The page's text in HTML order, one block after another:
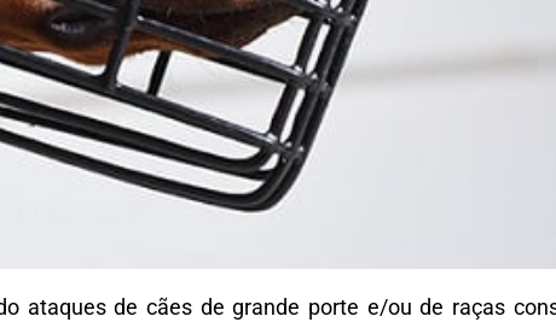
ataques de cães de grande porte e/ou de raças